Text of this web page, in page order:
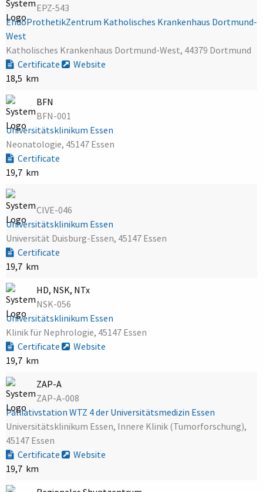
EPZ-543
EndoProthetikZentrum Katholisches Krankenhaus Dortmund-
West
Katholisches Krankenhaus Dortmund-West, 44379 Dortmund
Certificate
Website
18,5 km
BFN
BFN-001
Universitätsklinikum Essen
Neonatologie, 45147 Essen
Certificate
19,7 km
CIVE-046
Universitätsklinikum Essen
Universität Duisburg-Essen, 45147 Essen
Certificate
19,7 km
HD, NSK, NTx
NSK-056
Universitätsklinikum Essen
Klinik für Nephrologie, 45147 Essen
Certificate
Website
19,7 km
ZAP-A
ZAP-A-008
Palliativstation WTZ 4 der Universitätsmedizin Essen
Universitätsklinikum Essen, Innere Klinik (Tumorforschung),
45147 Essen
Certificate
Website
19,7 km